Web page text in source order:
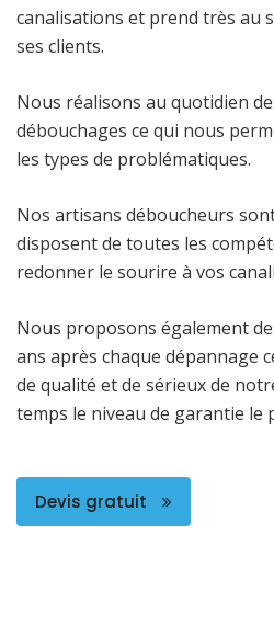
canalisations et prend très au
ses clients.
Nous réalisons au quotidien
débouchages ce qui nous
les types de problématiques.
Nos artisans déboucheurs
disposent de toutes les
redonner le sourire à vos
Nous proposons également
ans après chaque dépannage
de qualité et de sérieux de
temps le niveau de garantie le
Devis gratuit